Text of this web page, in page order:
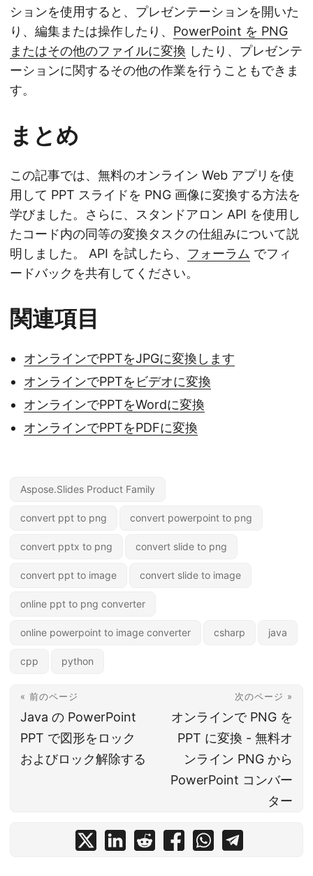
ションを使用すると、プレゼンテーションを開いた
り、編集または操作したり、 PowerPoint を PNG
またはその他のファイルに変換 したり、プレゼンテ
ーションに関するその他の作業を行うこともできま
す。
まとめ
この記事では、無料のオンライン Web アプリを使
用して PPT スライドを PNG 画像に変換する方法を
学びました。さらに、スタンドアロン API を使用し
たコード内の同等の変換タスクの仕組みについて説
明しました。 API を試したら、 フォーラム でフィ
ードバックを共有してください。
関連項目
オンラインでPPTをJPGに変換します
オンラインでPPTをビデオに変換
オンラインでPPTをWordに変換
オンラインでPPTをPDFに変換
Aspose.Slides Product Family
convert ppt to png convert powerpoint to png
convert pptx to png convert slide to png
convert ppt to image convert slide to image
online ppt to png converter
online powerpoint to image converter csharp java
cpp python
« 前のページ
Java の PowerPoint
PPT で図形をロック
およびロック解除する
次のページ »
オンラインで PNG を
PPT に変換 - 無料オ
ンライン PNG から
PowerPoint コンバー
ター